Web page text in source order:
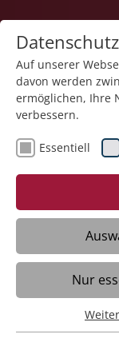
Auf unserer
davon werden
ermöglichen, Ihre
verbessern.
Essentiell
Nur
Essentiell
Essentielle